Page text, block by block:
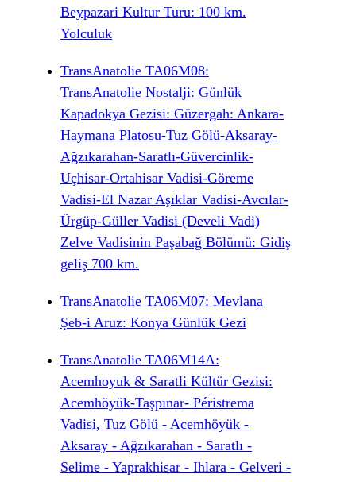
Beypazari Kultur Turu: 100 km.
Yolculuk
TransAnatolie TA06M08:
TransAnatolie Nostalji: Günlük
Kapadokya Gezisi: Güzergah: Ankara-
Haymana Platosu-Tuz Gölü-Aksaray-
Ağzıkarahan-Saratlı-Güvercinlik-
Uçhisar-Ortahisar Vadisi-Göreme
Vadisi-El Nazar Aşıklar Vadisi-Avcılar-
Ürgüp-Güller Vadisi (Develi Vadi)
Zelve Vadisinin Paşabağ Bölümü: Gidiş
geliş 700 km.
TransAnatolie TA06M07: Mevlana
Şeb-i Aruz: Konya Günlük Gezi
TransAnatolie TA06M14A:
Acemhoyuk & Saratli Kültür Gezisi:
Acemhöyük-Taşpınar- Péristrema
Vadisi, Tuz Gölü - Acemhöyük -
Aksaray - Ağzıkarahan - Saratlı -
Selime - Yaprakhisar - Ihlara - Gelveri -